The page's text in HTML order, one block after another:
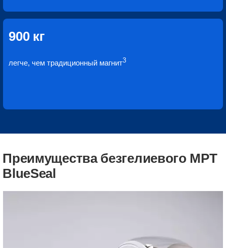
900 кг
легче, чем традиционный магнит3
Преимущества безгелиевого МРТ
BlueSeal